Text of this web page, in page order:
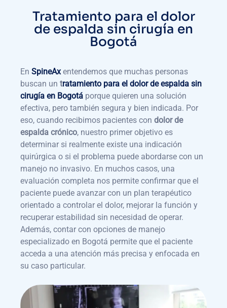
Tratamiento para el dolor
de espalda sin cirugía en
Bogotá
En SpineAx entendemos que muchas personas
buscan un tratamiento para el dolor de espalda sin
cirugía en Bogotá porque quieren una solución
efectiva, pero también segura y bien indicada. Por
eso, cuando recibimos pacientes con dolor de
espalda crónico, nuestro primer objetivo es
determinar si realmente existe una indicación
quirúrgica o si el problema puede abordarse con un
manejo no invasivo. En muchos casos, una
evaluación completa nos permite confirmar que el
paciente puede avanzar con un plan terapéutico
orientado a controlar el dolor, mejorar la función y
recuperar estabilidad sin necesidad de operar.
Además, contar con opciones de manejo
especializado en Bogotá permite que el paciente
acceda a una atención más precisa y enfocada en
su caso particular.